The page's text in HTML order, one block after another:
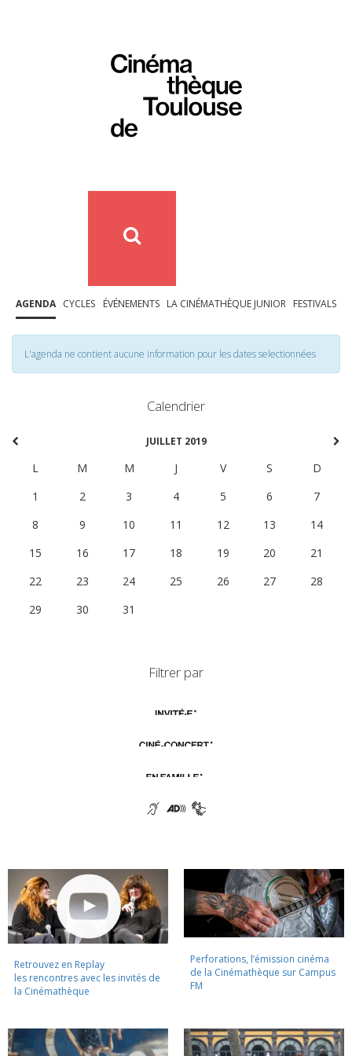
AGENDA CYCLES ÉVÉNEMENTS LA CINÉMATHÈQUE JUNIOR FESTIVALS
L'agenda ne contient aucune information pour les dates selectionnées
Calendrier
JUILLET 2019
L M M J V S
D
1
2 3 4 5 6
7
8
9 10 11 12 13
14
15
16 17 18 19 20
21
22
23 24 25 26 27
28
29
30 31
Filtrer par
Retrouvez en Replay
les rencontres avec les invités de
la Cinémathèque
Perforations, l’émission cinéma
de la Cinémathèque sur Campus
FM